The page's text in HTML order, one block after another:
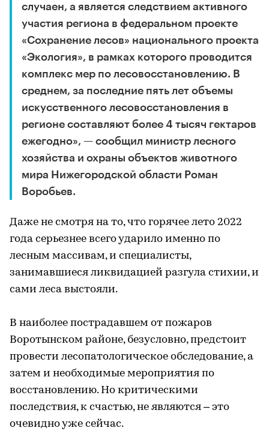
случаен, а является следствием активного
участия региона в федеральном проекте
«Сохранение лесов» национального проекта
«Экология», в рамках которого проводится
комплекс мер по лесовосстановлению. В
среднем, за последние пять лет объемы
искусственного лесовосстановления в
регионе составляют более 4 тысяч гектаров
ежегодно», — сообщил министр лесного
хозяйства и охраны объектов животного
мира Нижегородской области Роман
Воробьев.
Даже не смотря на то, что горячее лето 2022
года серьезнее всего ударило именно по
лесным массивам, и специалисты,
занимавшиеся ликвидацией разгула стихии, и
сами леса выстояли.
В наиболее пострадавшем от пожаров
Воротынском районе, безусловно, предстоит
провести лесопатологическое обследование, а
затем и необходимые мероприятия по
восстановлению. Но критическими
последствия, к счастью, не являются – это
очевидно уже сейчас.